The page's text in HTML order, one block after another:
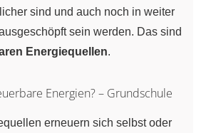
sind und auch noch in weiter
sein werden. Das sind
Energiequellen.
Energien? – Grundschule
erneuern sich selbst oder